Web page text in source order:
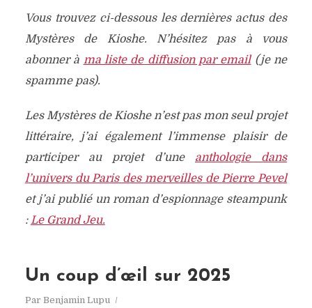
Vous trouvez ci-dessous les dernières actus des
Mystères de Kioshe. N’hésitez pas à vous
abonner à ma liste de diffusion par email(je ne
spamme pas).
Les Mystères de Kioshe n’est pas mon seul projet
littéraire, j’ai également l’immense plaisir de
participer au projet d’une anthologie dans
l’univers du Paris des merveilles de Pierre Pevel
et j’ai publié un roman d’espionnage steampunk
:Le Grand Jeu.
Un coup d’œil sur 2025
Par Benjamin Lupu